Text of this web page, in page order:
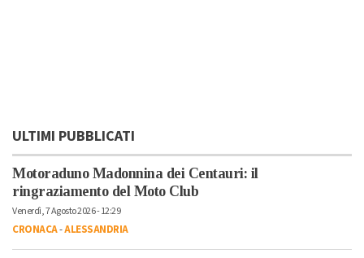
ULTIMI PUBBLICATI
Motoraduno Madonnina dei Centauri: il
ringraziamento del Moto Club
Venerdì, 7 Agosto 2026 - 12:29
CRONACA-ALESSANDRIA